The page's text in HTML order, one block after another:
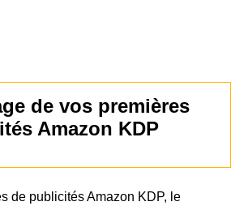
de vos premières
Amazon KDP
de publicités Amazon KDP, le